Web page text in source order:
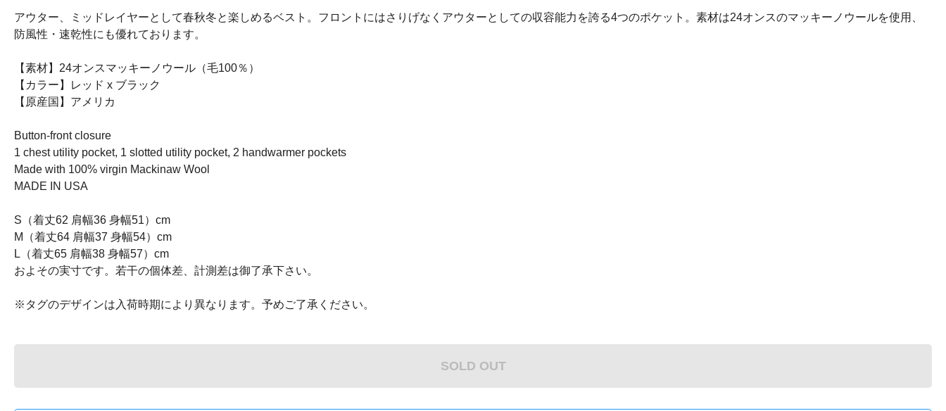
アウター、ミッドレイヤーとして春秋冬と楽しめるベスト。フロントにはさりげなくアウターとしての収容能力を誇る4つのポケット。素材は24オンスのマッキーノウールを使用、
防風性・速乾性にも優れております。
【素材】24オンスマッキーノウール（毛100％）
【カラー】レッド x ブラック
【原産国】アメリカ
Button-front closure
1 chest utility pocket, 1 slotted utility pocket, 2 handwarmer pockets
Made with 100% virgin Mackinaw Wool
MADE IN USA
S（着丈62 肩幅36 身幅51）cm
M（着丈64 肩幅37 身幅54）cm
L（着丈65 肩幅38 身幅57）cm
およその実寸です。若干の個体差、計測差は御了承下さい。
※タグのデザインは入荷時期により異なります。予めご了承ください。
SOLD OUT